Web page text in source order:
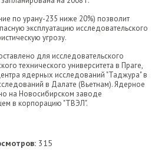
по урану-235 ниже 20%) позволит
эксплуатацию исследовательского
угрозу.
для исследовательского
технического университета в Праге,
ядерных исследований "Таджура" в
в Далате (Вьетнам). Ядерное
на Новосибирском заводе
в корпорацию "ТВЭЛ".
315